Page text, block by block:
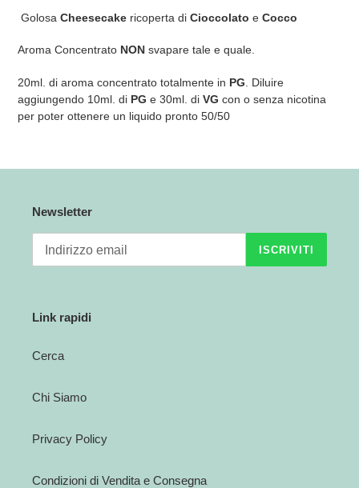
Golosa Cheesecake ricoperta di Cioccolato e Cocco
Aroma Concentrato NON svapare tale e quale.
20ml. di aroma concentrato totalmente in PG . Diluire
aggiungendo 10ml. di PG e 30ml. di VG con o senza nicotina
per poter ottenere un liquido pronto 50/50
Newsletter
ISCRIVITI
Link rapidi
Cerca
Chi Siamo
Privacy Policy
Condizioni di Vendita e Consegna